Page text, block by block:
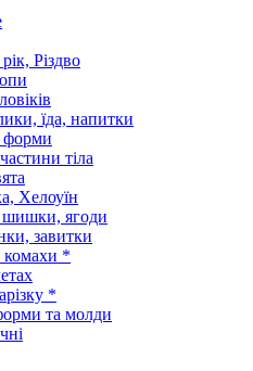
Різдво
їда, напитки
форми
тіла
Хелоуїн
шишки, ягоди
завитки
*
*
та молди